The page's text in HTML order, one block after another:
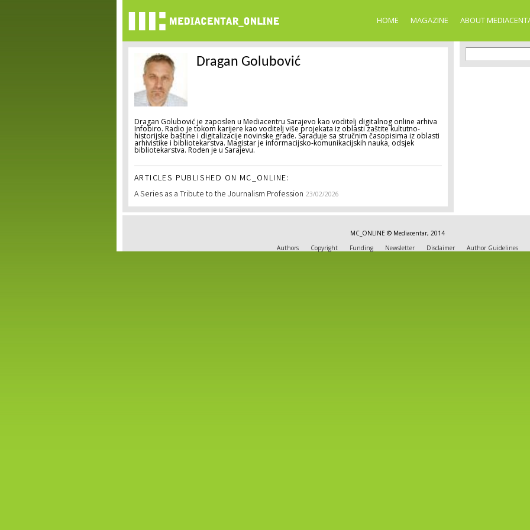
contentHOME MAGAZINE ABOUT
Dragan Golubović
Dragan Golubović je zaposlen u Mediacentru Sarajevo kao voditelj digitalnog online arhiva
Infobiro. Radio je tokom karijere kao voditelj više projekata iz oblasti zaštite kultutno-
historijske baštine i digitalizacije novinske građe. Sarađuje sa stručnim časopisima iz oblasti
arhivistike i bibliotekarstva. Magistar je informacijsko-komunikacijskih nauka, odsjek
bibliotekarstva. Rođen je u Sarajevu.
ARTICLES PUBLISHED ON MC_ONLINE:
A Series as a Tribute to the Journalism Profession 23/02/2026
Search
Search
MC_ONLINE © Mediacentar, 2014
Authors
Copyright Funding Newsletter Disclaimer Author Guidelines